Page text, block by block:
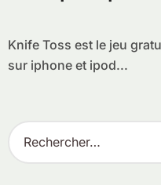
Knife Toss est le jeu gratuit du jour offert par OpenFeint
sur iphone et ipod...
R
e